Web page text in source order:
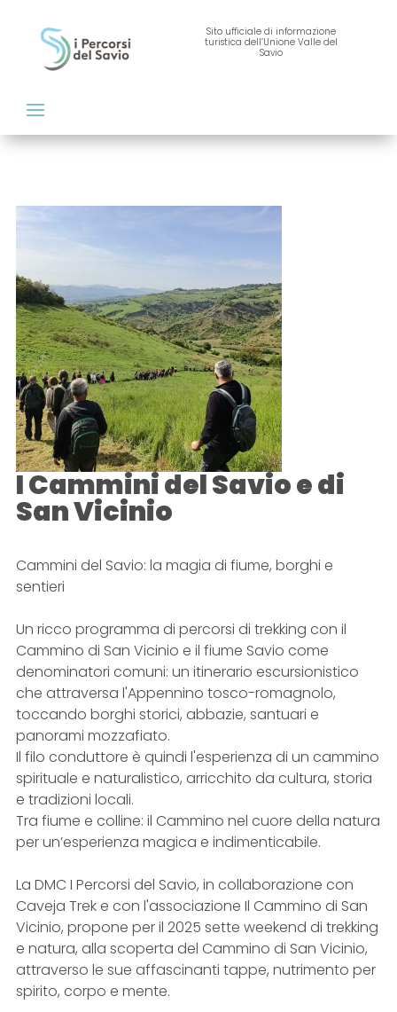
Sito ufficiale di informazione
turistica dell’Unione Valle del
Savio
I Cammini del Savio e di
San Vicinio
Cammini del Savio: la magia di fiume, borghi e
sentieri
Un ricco programma di percorsi di trekking con il
Cammino di San Vicinio e il fiume Savio come
denominatori comuni: un itinerario escursionistico
che attraversa l'Appennino tosco-romagnolo,
toccando borghi storici, abbazie, santuari e
panorami mozzafiato.
Il filo conduttore è quindi l'esperienza di un cammino
spirituale e naturalistico, arricchito da cultura, storia
e tradizioni locali.
Tra fiume e colline: il Cammino nel cuore della natura
per un’esperienza magica e indimenticabile.
La DMC I Percorsi del Savio, in collaborazione con
Caveja Trek e con l'associazione Il Cammino di San
Vicinio, propone per il 2025 sette weekend di trekking
e natura, alla scoperta del Cammino di San Vicinio,
attraverso le sue affascinanti tappe, nutrimento per
spirito, corpo e mente.